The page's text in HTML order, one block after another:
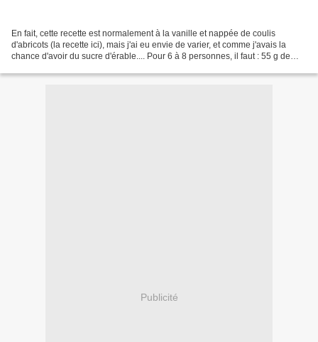
En fait, cette recette est normalement à la vanille et nappée de coulis
d'abricots (la recette ici), mais j'ai eu envie de varier, et comme j'avais la
chance d'avoir du sucre d'érable.... Pour 6 à 8 personnes, il faut : 55 g de
Publicité